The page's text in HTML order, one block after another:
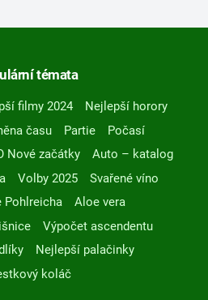
témata
filmy 2024
Nejlepší horory
času Partie
Počasí
Nové začátky
Auto – katalog
Volby 2025
Svařené víno
Pohlreicha
Aloe vera
Výpočet ascendentu
Nejlepší palačinky
koláč